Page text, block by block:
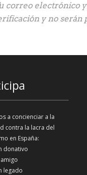
correo electrónico
y no serán
a concienciar a la
contra la lacra del
en España:
donativo
legado